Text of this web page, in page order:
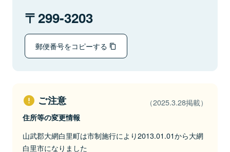
299-3203
郵便番号をコピーする
ご注意 （2025.3.28掲載）
住所等の変更情報
山武郡大網白里町は市制施行により2013.01.01から大網
白里市になりました